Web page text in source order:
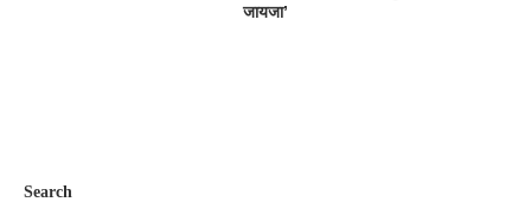
जायजा’
Search